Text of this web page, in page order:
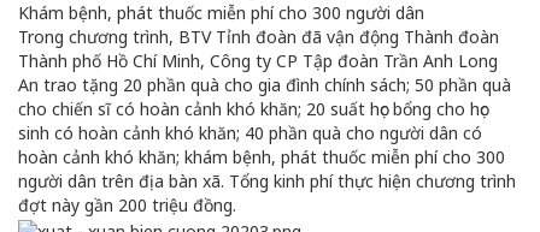
Khám bệnh, phát thuốc miễn phí cho 300 người dân​
Trong chương trình, BTV Tỉnh đoàn đã vận động Thành đoàn
Thành phố Hồ Chí Minh, Công ty CP Tập đoàn Trần Anh Long
An trao tặng 20 phần quà cho gia đình chính sách; 50 phần quà
cho chiến sĩ có hoàn cảnh khó khăn; 20 suất học bổng cho học
sinh có hoàn cảnh khó khăn; 40 phần quà cho người dân có
hoàn cảnh khó khăn; khám bệnh, phát thuốc miễn phí cho 300
người dân trên địa bàn xã. Tổng kinh phí thực hiện chương trình
đợt này gần 200 triệu đồng.